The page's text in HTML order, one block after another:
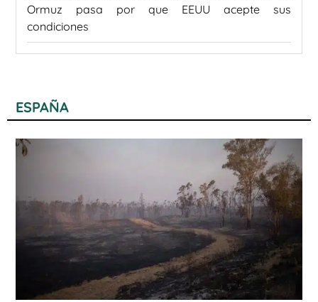
Ormuz pasa por que EEUU acepte sus
condiciones
ESPAÑA